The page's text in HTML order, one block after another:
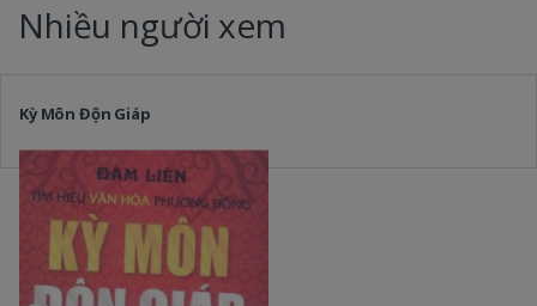
Nhiều người xem
Kỳ Môn Độn Giáp